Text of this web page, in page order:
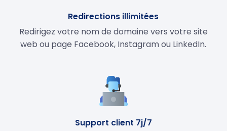
Redirections illimitées
Redirigez votre nom de domaine vers votre site
web ou page Facebook, Instagram ou LinkedIn.
Support client 7j/7